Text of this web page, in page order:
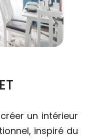
un intérieur
inspiré du